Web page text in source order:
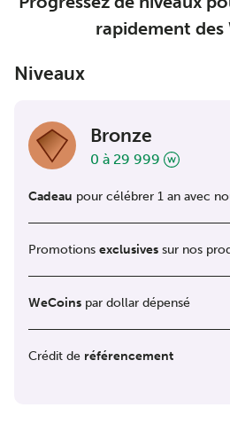
rapidement des
Niveaux
Bronze
0 à 29 999
Cadeau pour célébrer 1 an avec
Promotions exclusives sur nos
WeCoins par dollar dépensé
Crédit de référencement